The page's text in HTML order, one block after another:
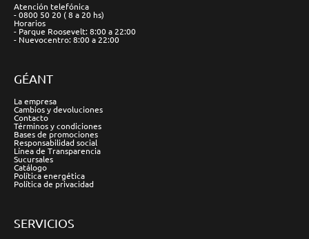
Atención telefónica
- 0800 50 20 ( 8 a 20 hs)
Horarios
- Parque Roosevelt: 8:00 a 22:00
- Nuevocentro: 8:00 a 22:00
GÉANT
La empresa
Cambios y devoluciones
Contacto
Términos y condiciones
Bases de promociones
Responsabilidad social
Línea de Transparencia
Sucursales
Catálogo
Política energética
Política de privacidad
SERVICIOS